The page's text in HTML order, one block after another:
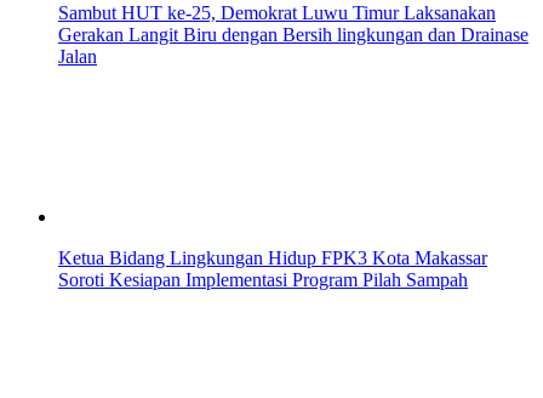
Sambut HUT ke-25, Demokrat Luwu Timur Laksanakan
Gerakan Langit Biru dengan Bersih lingkungan dan Drainase
Jalan
Ketua Bidang Lingkungan Hidup FPK3 Kota Makassar
Soroti Kesiapan Implementasi Program Pilah Sampah